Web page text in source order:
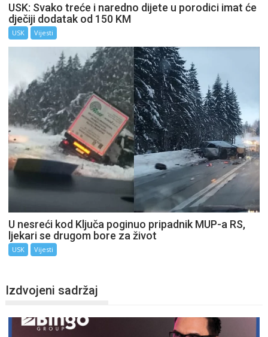
USK: Svako treće i naredno dijete u porodici imat će
dječiji dodatak od 150 KM
USK Vijesti
U nesreći kod Ključa poginuo pripadnik MUP-a RS,
ljekari se drugom bore za život
USK Vijesti
Izdvojeni sadržaj